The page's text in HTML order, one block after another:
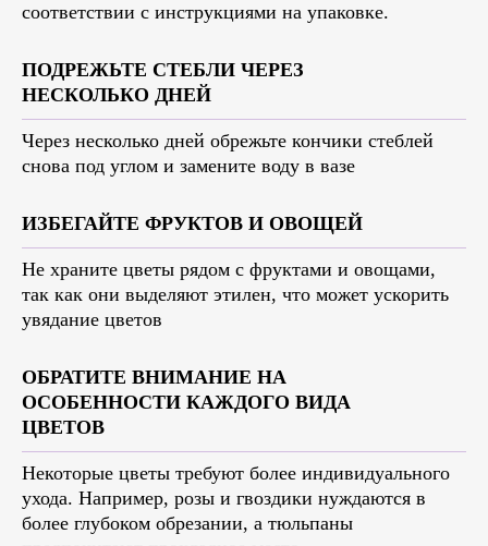
соответствии с инструкциями на упаковке.
ПОДРЕЖЬТЕ СТЕБЛИ ЧЕРЕЗ
НЕСКОЛЬКО ДНЕЙ
Через несколько дней обрежьте кончики стеблей
снова под углом и замените воду в вазе
ИЗБЕГАЙТЕ ФРУКТОВ И ОВОЩЕЙ
Не храните цветы рядом с фруктами и овощами,
так как они выделяют этилен, что может ускорить
увядание цветов
ОБРАТИТЕ ВНИМАНИЕ НА
ОСОБЕННОСТИ КАЖДОГО ВИДА
ЦВЕТОВ
Некоторые цветы требуют более индивидуального
ухода. Например, розы и гвоздики нуждаются в
более глубоком обрезании, а тюльпаны